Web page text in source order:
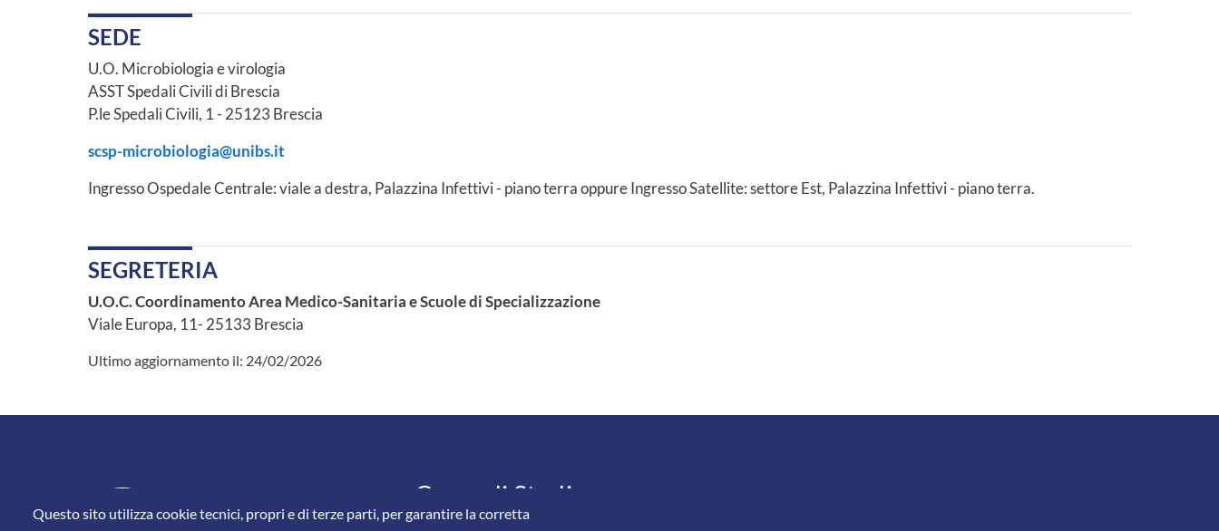
SEDE
U.O. Microbiologia e virologia
ASST Spedali Civili di Brescia
P.le Spedali Civili, 1 - 25123 Brescia
scsp-microbiologia@unibs.it
Ingresso Ospedale Centrale: viale a destra, Palazzina Infettivi - piano terra oppure Ingresso Satellite: settore Est, Palazzina Infettivi - piano terra.
SEGRETERIA
U.O.C. Coordinamento Area Medico-Sanitaria e Scuole di Specializzazione
Viale Europa, 11- 25133 Brescia
Ultimo aggiornamento il: 24/02/2026
Questo sito utilizza cookie tecnici, propri e di terze parti, per garantire la corretta
CONTATTI
Corso di Studio